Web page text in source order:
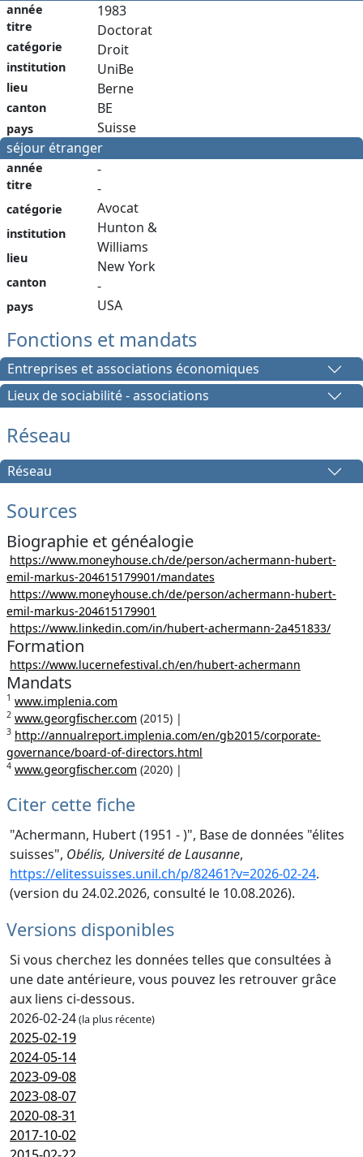
année
titre
catégorie
institution
lieu
canton
pays
1983
Doctorat
Droit
UniBe
Berne
BE
Suisse
séjour étranger
année
titre
catégorie
institution
lieu
canton
pays
-
-
Avocat
Hunton &
Williams
New York
-
USA
Fonctions et mandats
Entreprises et associations économiques
Lieux de sociabilité - associations
Réseau
Réseau
Sources
Biographie et généalogie
https://www.moneyhouse.ch/de/person/achermann-hubert-
emil-markus-204615179901/mandates
https://www.moneyhouse.ch/de/person/achermann-hubert-
emil-markus-204615179901
https://www.linkedin.com/in/hubert-achermann-2a451833/
Formation
https://www.lucernefestival.ch/en/hubert-achermann
Mandats
1 www.implenia.com
2 www.georgfischer.com (2015) |
3 http://annualreport.implenia.com/en/gb2015/corporate-
governance/board-of-directors.html
4 www.georgfischer.com (2020) |
Citer cette fiche
"Achermann, Hubert (1951 - )", Base de données "élites
suisses", Obélis, Université de Lausanne,
https://elitessuisses.unil.ch/p/82461?v=2026-02-24.
(version du 24.02.2026, consulté le 10.08.2026).
Versions disponibles
Si vous cherchez les données telles que consultées à
une date antérieure, vous pouvez les retrouver grâce
aux liens ci-dessous.
2026-02-24(la plus récente)
2025-02-19
2024-05-14
2023-09-08
2023-08-07
2020-08-31
2017-10-02